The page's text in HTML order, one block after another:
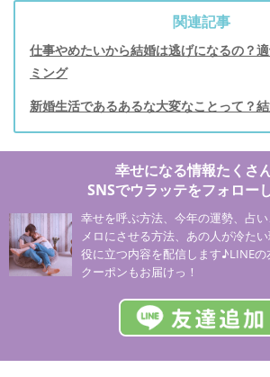
関連記事
仕事やめたいから結婚は逃げになるの？
ミング
新婚生活であるあるな大変なことって？
幸せになる情報たくさ
SNSでウラッテをフォロー
幸せを呼ぶ方法、今年の運勢、占
メロにさせる方法、あの人が冷た
役に立つ内容を配信します♪LINE
クーポンもお届けっ！